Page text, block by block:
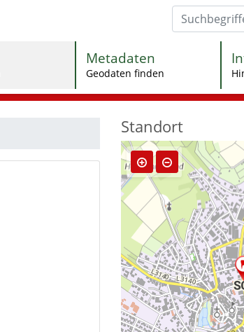
Metadaten
Geodaten finden
Standort